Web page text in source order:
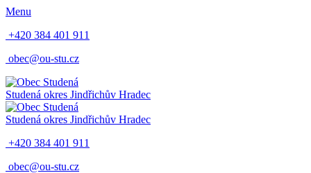
Menu
+420 384 401 911
obec@ou-stu.cz
Studená okres Jindřichův Hradec
Studená okres Jindřichův Hradec
+420 384 401 911
obec@ou-stu.cz